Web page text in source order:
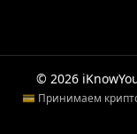
© 2026
💳 Принимаем